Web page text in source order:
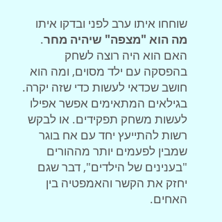
שוחחו איתו ערב לפני ובדקו איתו
מה הוא "מצפה" שיהיה מחר.
האם הוא היה רוצה לשחק
בהפסקה עם ילד מסוים, ומה הוא
חושב שכדאי לעשות כדי שזה יקרה.
בגילאים המתאימים אפשר אפילו
לעשות משחק תפקידים. או לבקש
רשות להתייעץ יחד עם אח בוגר
שמבין לפעמים יותר מההורים
"בענינים של הילדים", דבר שגם
יחזק את הקשר והאמפטיה בין
האחים.